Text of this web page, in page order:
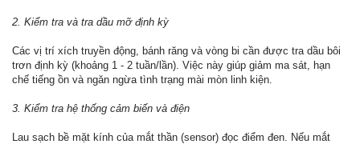
2. Kiểm tra và tra dầu mỡ định kỳ
Các vị trí xích truyền động, bánh răng và vòng bi cần được tra dầu bôi
trơn định kỳ (khoảng 1 - 2 tuần/lần). Việc này giúp giảm ma sát, hạn
chế tiếng ồn và ngăn ngừa tình trạng mài mòn linh kiện.
3. Kiểm tra hệ thống cảm biến và điện
Lau sạch bề mặt kính của mắt thần (sensor) đọc điểm đen. Nếu mắt